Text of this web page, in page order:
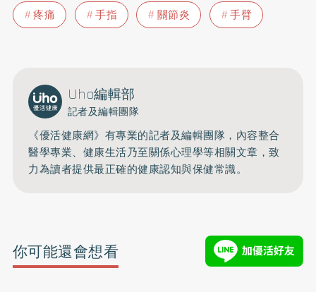
疼痛
手指 關節炎 手臂
Uho編輯部
記者及編輯團隊
《優活健康網》有專業的記者及編輯團隊，內容整合
醫學專業、健康生活乃至關係心理學等相關文章，致
力為讀者提供最正確的健康認知與保健常識。
你可能還會想看